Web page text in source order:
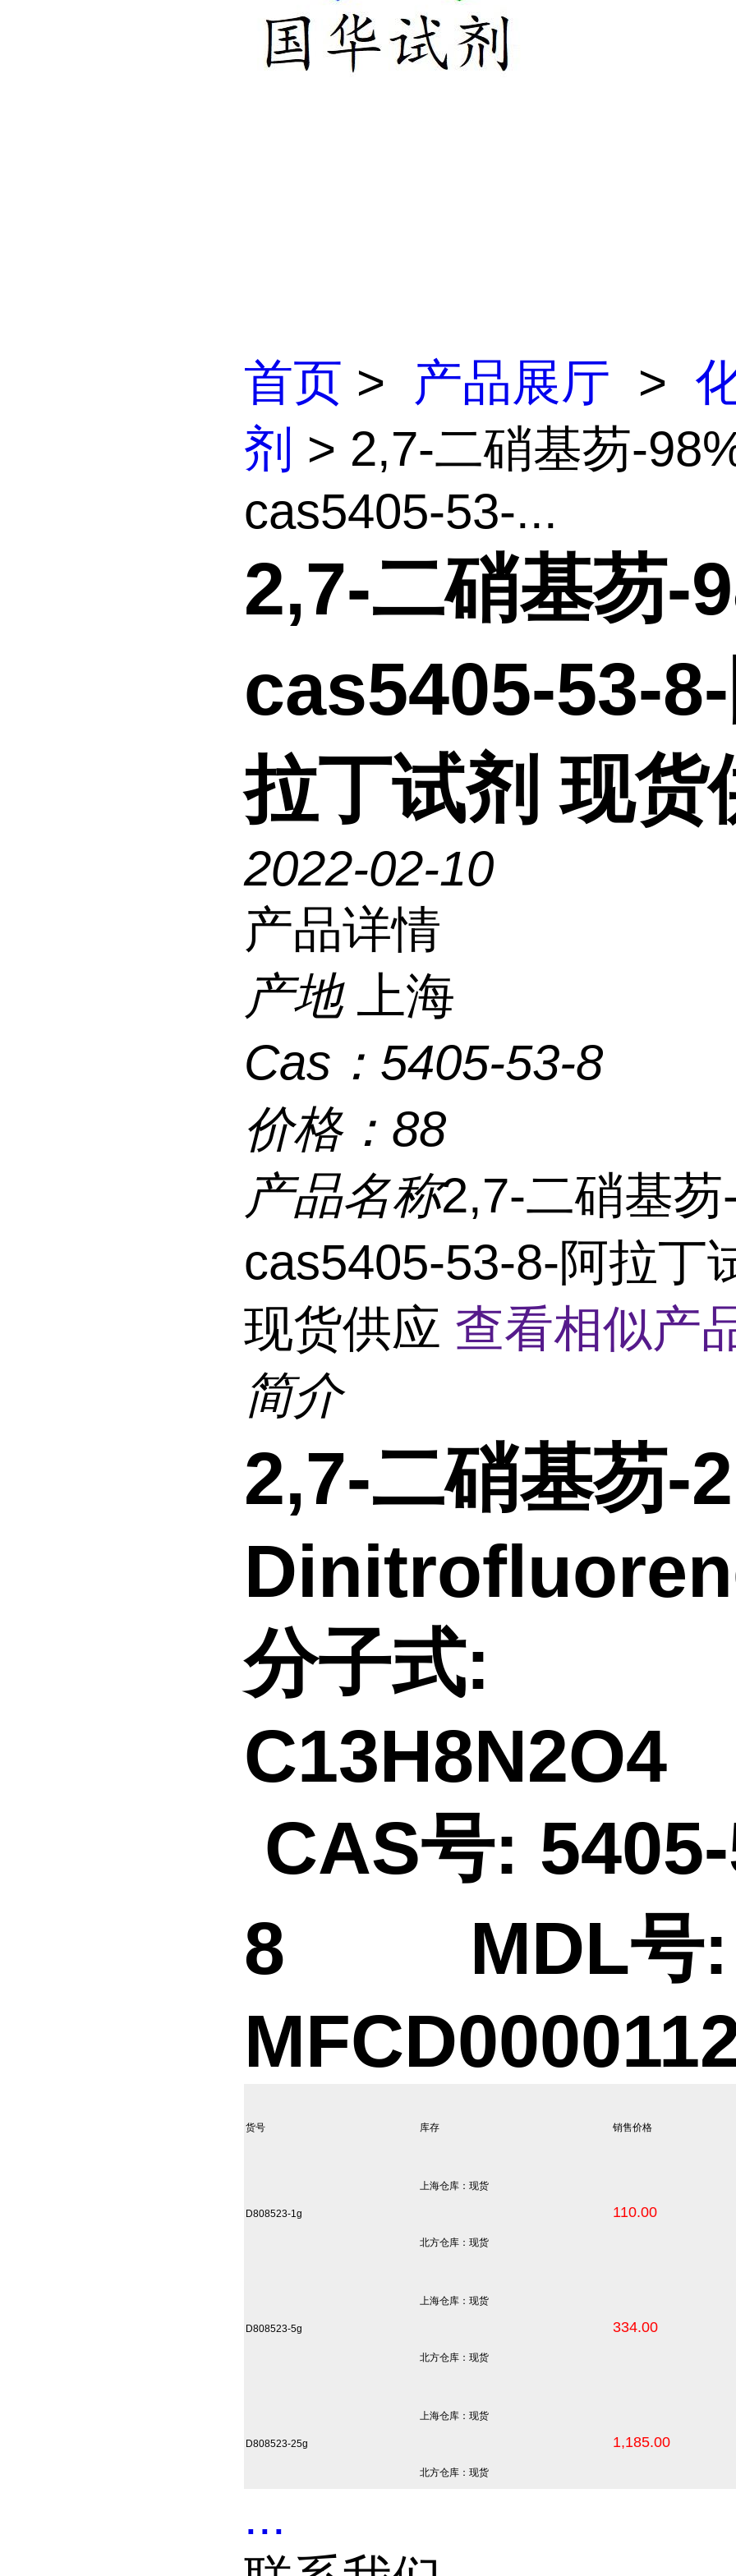
首页 > 产品展厅 >
剂 > 2,7-二硝基芴-
cas5405-53-...
2,7-二硝基芴-
cas5405-53-
拉丁试剂 现货
2022-02-10
产品详情
产地 上海
Cas： 5405-53-8
价格： 88
产品名称2,7-二硝基芴
cas5405-53-8-阿拉丁
现货供应 查看相似产
简介
2,7-二硝基芴-
分子式:
CAS号:
8 MDL号:
货号 库存 销售价格
D808523-1g
上海仓库：现货
北方仓库：现货
110.00
D808523-5g
上海仓库：现货
北方仓库：现货
334.00
D808523-25g
上海仓库：现货
北方仓库：现货
1,185.00
...